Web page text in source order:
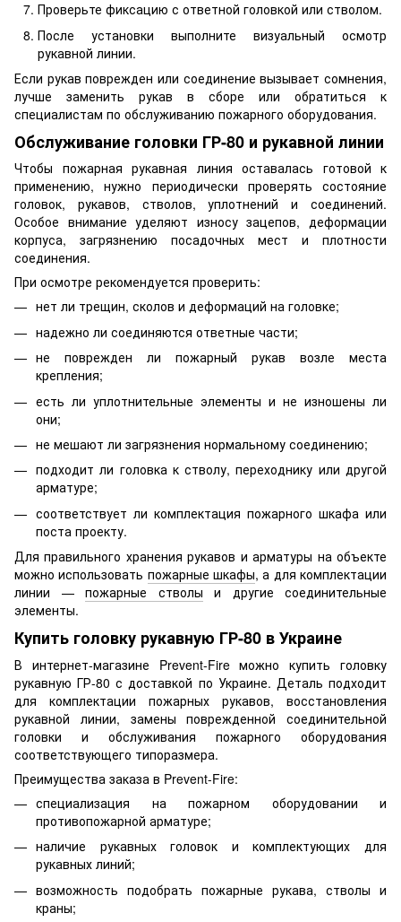
Проверьте фиксацию с ответной головкой или стволом.
После установки выполните визуальный осмотр
рукавной линии.
Если рукав поврежден или соединение вызывает сомнения,
лучше заменить рукав в сборе или обратиться к
специалистам по обслуживанию пожарного оборудования.
Обслуживание головки ГР-80 и рукавной линии
Чтобы пожарная рукавная линия оставалась готовой к
применению, нужно периодически проверять состояние
головок, рукавов, стволов, уплотнений и соединений.
Особое внимание уделяют износу зацепов, деформации
корпуса, загрязнению посадочных мест и плотности
соединения.
При осмотре рекомендуется проверить:
нет ли трещин, сколов и деформаций на головке;
надежно ли соединяются ответные части;
не поврежден ли пожарный рукав возле места
крепления;
есть ли уплотнительные элементы и не изношены ли
они;
не мешают ли загрязнения нормальному соединению;
подходит ли головка к стволу, переходнику или другой
арматуре;
соответствует ли комплектация пожарного шкафа или
поста проекту.
Для правильного хранения рукавов и арматуры на объекте
можно использовать пожарные шкафы, а для комплектации
линии — пожарные стволы и другие соединительные
элементы.
Купить головку рукавную ГР-80 в Украине
В интернет-магазине Prevent-Fire можно купить головку
рукавную ГР-80 с доставкой по Украине. Деталь подходит
для комплектации пожарных рукавов, восстановления
рукавной линии, замены поврежденной соединительной
головки и обслуживания пожарного оборудования
соответствующего типоразмера.
Преимущества заказа в Prevent-Fire:
специализация на пожарном оборудовании и
противопожарной арматуре;
наличие рукавных головок и комплектующих для
рукавных линий;
возможность подобрать пожарные рукава, стволы и
краны;